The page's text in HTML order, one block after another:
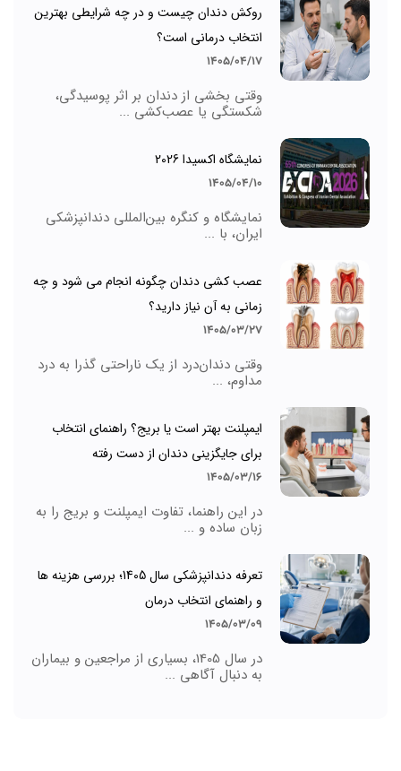
روکش دندان چیست و در چه شرایطی بهترین
انتخاب درمانی است؟
1405/04/17
وقتی بخشی از دندان بر اثر پوسیدگی،
شکستگی یا عصب‌کشی ...
نمایشگاه اکسیدا 2026
1405/04/10
نمایشگاه و کنگره بین‌المللی دندانپزشکی
ایران، با ...
عصب کشی دندان چگونه انجام می شود و چه
زمانی به آن نیاز دارید؟
1405/03/27
وقتی دندان‌درد از یک ناراحتی گذرا به درد
مداوم، ...
ایمپلنت بهتر است یا بریج؟ راهنمای انتخاب
برای جایگزینی دندان از دست رفته
1405/03/16
در این راهنما، تفاوت ایمپلنت و بریج را به
زبان ساده و ...
تعرفه دندانپزشکی سال 1405؛ بررسی هزینه ها
و راهنمای انتخاب درمان
1405/03/09
در سال 1405، بسیاری از مراجعین و بیماران
به دنبال آگاهی ...